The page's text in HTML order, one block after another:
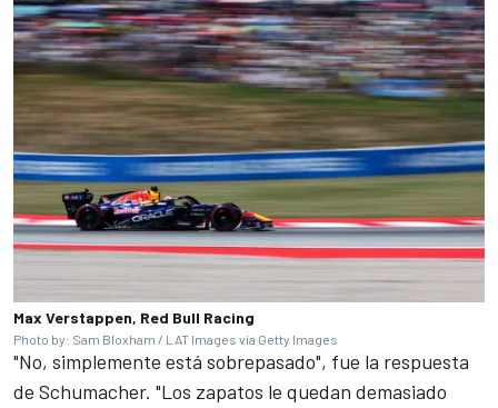
Max Verstappen, Red Bull Racing
Photo by: Sam Bloxham / LAT Images via Getty Images
"No, simplemente está sobrepasado", fue la respuesta
de Schumacher. "Los zapatos le quedan demasiado